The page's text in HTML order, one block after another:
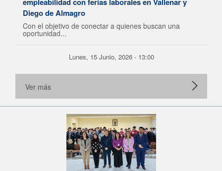
Diego de Almagro
Con el objetivo de conectar a quienes buscan una
oportunidad...
Lunes, 15 Junio, 2026 - 13:00
Ver más